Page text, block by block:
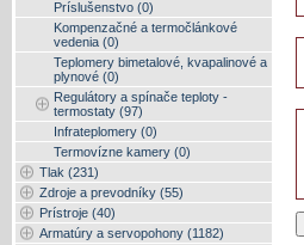
Príslušenstvo (0)
Kompenzačné a termočlánkové
vedenia (0)
Teplomery bimetalové, kvapalinové a
plynové (0)
Regulátory a spínače teploty -
termostaty (97)
Infrateplomery (0)
Termovízne kamery (0)
Tlak (231)
Zdroje a prevodníky (55)
Prístroje (40)
Armatúry a servopohony (1182)